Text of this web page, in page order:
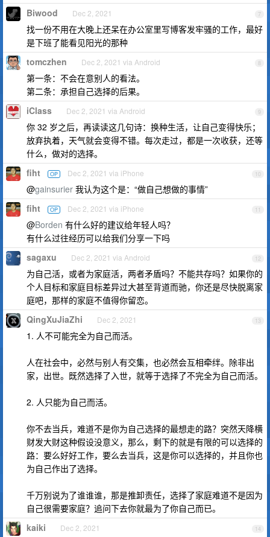
7
Biwood Dec 2, 2021
找一份不用在大晚上还呆在办公室里写博客发牢骚的工作，最好
是下班了能看见阳光的那种
8
tomczhen Dec 2, 2021 via Android
第一条：不会在意别人的看法。
第二条：承担自己选择的后果。
9
iClass Dec 2, 2021 via Android
你 32 岁之后，再读读这几句诗：换种生活，让自己变得快乐；
放弃执着，天气就会变得不错。每次走过，都是一次收获，还等
什么，做对的选择。
10
fiht OP Dec 2, 2021 via iPhone
@gainsurier 我认为这个是：“做自己想做的事情”
11
fiht OP Dec 2, 2021 via iPhone
@Borden 有什么好的建议给年轻人吗？
有什么过往经历可以给我们分享一下吗
12
sagaxu Dec 2, 2021 via Android
为自己活，或者为家庭活，两者矛盾吗？不能共存吗？如果你的
个人目标和家庭目标差异过大甚至背道而驰，你还是尽快脱离家
庭吧，那样的家庭不值得你留恋。
13
QingXuJiaZhi Dec 2, 2021
1. 人不可能完全为自己而活。
人在社会中，必然与别人有交集，也必然会互相牵绊。除非出
家，出世。既然选择了入世，就等于选择了不完全为自己而活。
2. 人只能为自己而活。
你不去当兵，难道不是你为自己选择的最想走的路？突然天降横
财发大财这种假设没意义，那么，剩下的就是有限的可以选择的
路：要么好好工作，要么去当兵，这是你可以选择的，并且你也
为自己作出了选择。
千万别说为了谁谁谁，那是推卸责任，选择了家庭难道不是因为
自己很需要家庭？追问下去你就最为了你自己而已。
14
kaiki Dec 2, 2021